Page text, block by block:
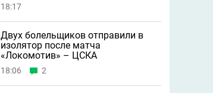
18:17
Двух болельщиков отправили в
изолятор после матча
«Локомотив» – ЦСКА
18:06 2